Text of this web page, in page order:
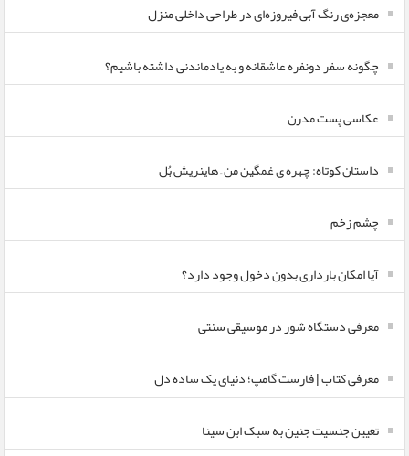
معجزه‌ی رنگ آبی فیروزه‌ای در طراحی داخلی منزل
چگونه سفر دونفره عاشقانه و به یادماندنی داشته باشیم؟
عکاسی پست مدرن
داستان کوتاه: چهره ی غمگین من – هاینریش بُل
چشم زخم
آیا امکان بارداری بدون دخول وجود دارد؟
معرفی دستگاه شور در موسیقی سنتی
معرفی کتاب | فارست گامپ؛ دنیای یک ساده دل
تعیین جنسیت جنین به سبک ابن سینا